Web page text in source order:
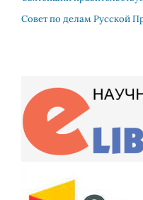
Совет по делам Русской